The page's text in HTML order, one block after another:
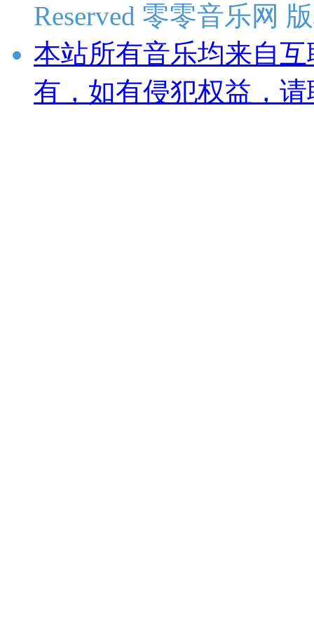
Reserved 零零音乐网
本站所有音乐均来自
有，如有侵犯权益，